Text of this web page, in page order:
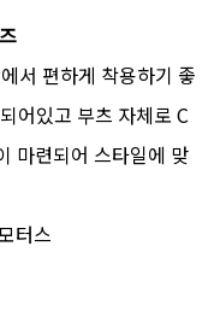
서 편하게 착용하기 좋
어있고 부츠 자체로 C
마련되어 스타일에 맞
터스